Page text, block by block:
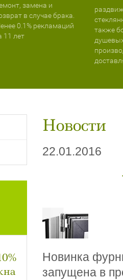
замена и
в случае брака.
0.1% рекламаций
11 лет
также
Новости
22.01.2016
Новинка
запущена в